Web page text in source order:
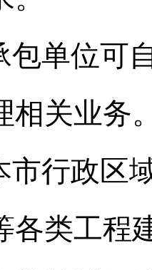
包单位可
相关业务
市行政区
各类工程